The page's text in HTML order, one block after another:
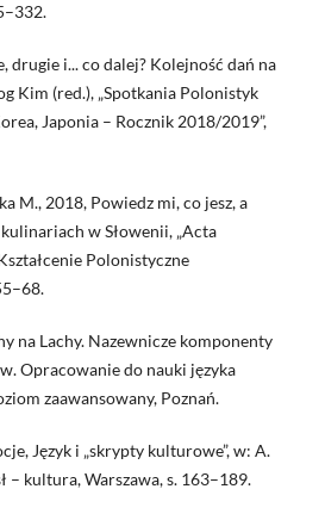
drugie i... co dalej? Kolejność dań na
Kim (red.), „Spotkania Polonistyk
Japonia – Rocznik 2018/2019”,
M., 2018, Powiedz mi, co jesz, a
w Słowenii, „Acta
Polonistyczne
na Lachy. Nazewnicze komponenty
Opracowanie do nauki języka
zaawansowany, Poznań.
Język i „skrypty kulturowe”, w: A.
– kultura, Warszawa, s. 163–189.